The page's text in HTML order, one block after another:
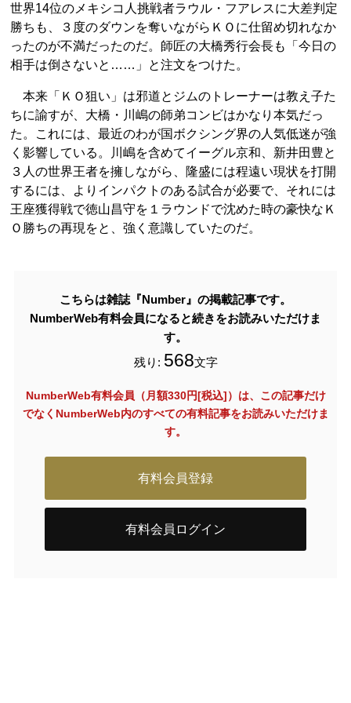
世界14位のメキシコ人挑戦者ラウル・フアレスに大差判定
勝ちも、３度のダウンを奪いながらＫＯに仕留め切れなか
ったのが不満だったのだ。師匠の大橋秀行会長も「今日の
相手は倒さないと……」と注文をつけた。
本来「ＫＯ狙い」は邪道とジムのトレーナーは教え子た
ちに諭すが、大橋・川嶋の師弟コンビはかなり本気だっ
た。これには、最近のわが国ボクシング界の人気低迷が強
く影響している。川嶋を含めてイーグル京和、新井田豊と
３人の世界王者を擁しながら、隆盛には程遠い現状を打開
するには、よりインパクトのある試合が必要で、それには
王座獲得戦で徳山昌守を１ラウンドで沈めた時の豪快なＫ
Ｏ勝ちの再現をと、強く意識していたのだ。
こちらは雑誌『Number』の掲載記事です。
NumberWeb有料会員になると続きをお読みいただけま
す。
残り: 568文字
NumberWeb有料会員（月額330円[税込]）は、この記事だけ
でなく NumberWeb内のすべての有料記事をお読みいただけま
す。
有料会員登録
有料会員ログイン